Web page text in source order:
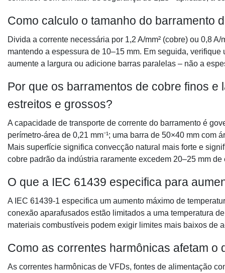
Como calculo o tamanho do barramento
Divida a corrente necessária por 1,2 A/mm² (cobre) ou 0,8
mantendo a espessura de 10–15 mm. Em seguida,
aumente a largura ou adicione barras paralelas – não a
Por que os barramentos de cobre finos
estreitos e grossos?
A capacidade de transporte de corrente do barramento é
perímetro-área de 0,21 mm⁻¹; uma barra de 50×40 mm com
Mais superfície significa convecção natural mais forte e
cobre padrão da indústria raramente excedem 20–25 mm de
O que a IEC 61439 especifica para
A IEC 61439-1 especifica um aumento máximo de
conexão aparafusados ​​estão limitados a uma temperatura
materiais combustíveis podem exigir limites mais baixos de
Como as correntes harmônicas afetam
As correntes harmônicas de VFDs, fontes de alimentação